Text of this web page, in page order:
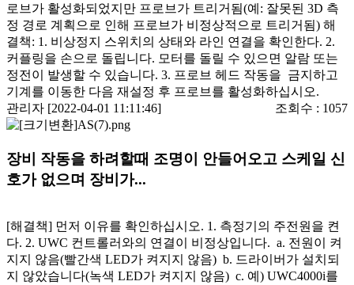
로브가 활성화되었지만 프로브가 트리거됨(예: 잘못된 3D 측
정 경로 계획으로 인해 프로브가 비정상적으로 트리거됨) 해
결책: 1. 비상정지 스위치의 상태와 라인 연결을 확인한다. 2.
커플링을 손으로 돌립니다. 모터를 돌릴 수 있으면 알람 또는
정전이 발생할 수 있습니다. 3. 프로브 헤드 작동을 금지하고
기계를 이동한 다음 재설정 후 프로브를 활성화하십시오.
관리자 [2022-04-01 11:11:46]
조회수 : 1057
장비 작동을 하려할때 조명이 안들어오고 스케일 신
호가 없으며 장비가...
[해결책] 먼저 이유를 확인하십시오. 1. 측정기의 주전원을 켠
다. 2. UWC 컨트롤러와의 연결이 비정상입니다. a. 전원이 켜
지지 않음(빨간색 LED가 켜지지 않음) b. 드라이버가 설치되
지 않았습니다(녹색 LED가 켜지지 않음) c. 예) UWC4000i를